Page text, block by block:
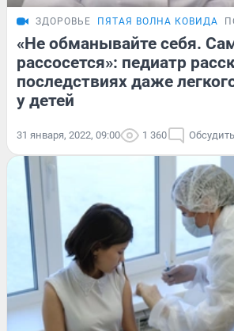
ЗДОРОВЬЕ ПЯТАЯ ВОЛНА КОВИДА
«Не обманывайте себя.
рассосется»: педиатр
последствиях даже
у детей
31 января, 2022, 09:00 1 360 Обсудить